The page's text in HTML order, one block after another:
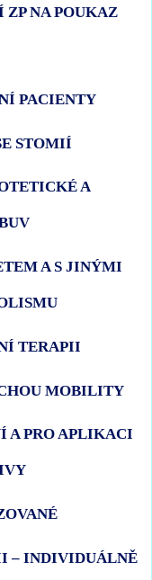
ZP NA POUKAZ
PACIENTY
STOMIÍ
A
A S JINÝMI
TERAPII
MOBILITY
A PRO APLIKACI
– INDIVIDUÁLNĚ